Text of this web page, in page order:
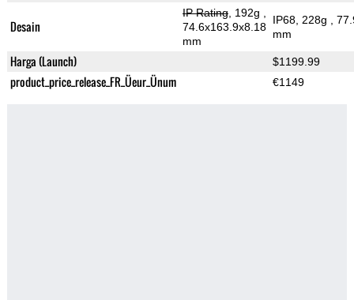
Desain
IP Rating, 192g
74.6x163.9x8.18
mm
IP68, 228g
,
mm
Harga (Launch) $1199.99
product_price_release_FR_Üeur_Ünum €1149